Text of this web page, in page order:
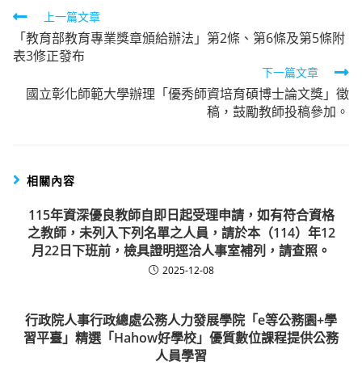
Read
more
articles
上一篇文章
「教育部教育專業獎章頒給辦法」第2條、第6條及第5條附
表3修正發布
下一篇文章
國立彰化師範大學辦理「優秀師資培育碩博士論文獎」徵
稿，鼓勵教師投稿參加。
相關內容
115年資深優良教師自即日起受理申請，如有符合資格
之教師，未列入下列名單之人員，請於本（114）年12
月22日下班前，檢具證明逕洽人事室補列，請查照。
2025-12-08
行政院人事行政總處公務人力發展學院「e等公務園+學
習平臺」精選「Hahow好學校」優質數位課程提供公務
人員學習